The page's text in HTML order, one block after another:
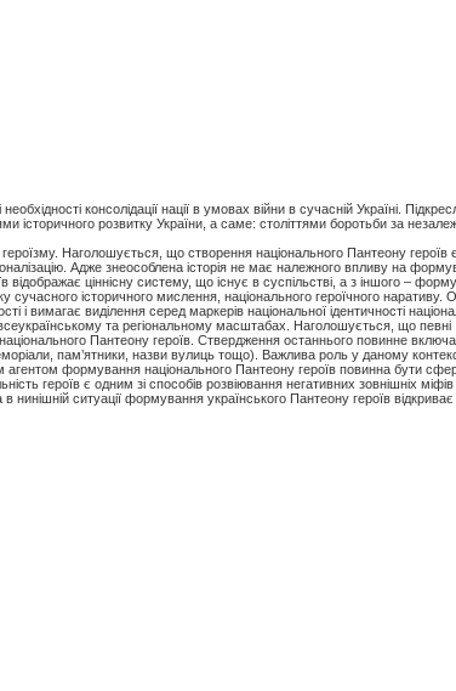
консолідації нації в умовах війни в сучасній Україні.
розвитку України, а саме: століттями боротьби за
героїзму. Наголошується, що створення національного Пантеону героїв є
Адже знеособлена історія не має належного впливу на
ціннісну систему, що існує в суспільстві, а з іншого –
історичного мислення, національного героїчного наративу.
і вимагає виділення серед маркерів національної ідентичності
та регіональному масштабах. Наголошується, що певні
Пантеону героїв. Ствердження останнього повинне
пам’ятники, назви вулиць тощо). Важлива роль у даному
формування національного Пантеону героїв повинна бути
героїв є одним зі способів розвіювання негативних зовнішніх
нинішній ситуації формування українського Пантеону героїв відкриває